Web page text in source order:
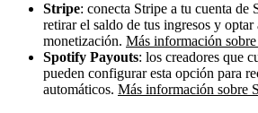
Stripe: conecta Stripe a tu cuenta de
retirar el saldo de tus ingresos y optar
monetización. Más información
Spotify Payouts: los creadores que
pueden configurar esta opción para
automáticos. Más información sobre